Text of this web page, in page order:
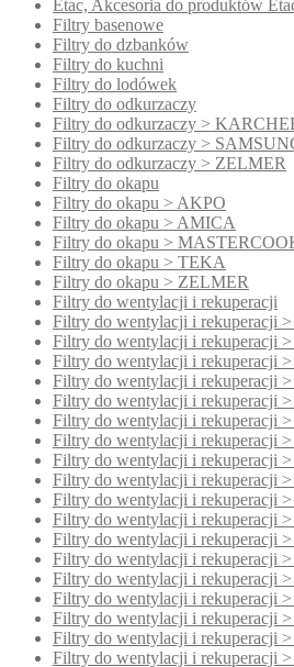
Etac, Akcesoria do produktów
Filtry basenowe
Filtry do dzbanków
Filtry do kuchni
Filtry do lodówek
Filtry do odkurzaczy
Filtry do odkurzaczy >
Filtry do odkurzaczy >
Filtry do odkurzaczy > ZELMER
Filtry do okapu
Filtry do okapu > AKPO
Filtry do okapu > AMICA
Filtry do okapu >
Filtry do okapu > TEKA
Filtry do okapu > ZELMER
Filtry do wentylacji i rekuperacji
Filtry do wentylacji i rekuperacji
Filtry do wentylacji i rekuperacji
Filtry do wentylacji i rekuperacji
Filtry do wentylacji i rekuperacji
Filtry do wentylacji i rekuperacji
Filtry do wentylacji i rekuperacji
Filtry do wentylacji i rekuperacji
Filtry do wentylacji i rekuperacji
Filtry do wentylacji i rekuperacji
Filtry do wentylacji i rekuperacji
Filtry do wentylacji i rekuperacji
Filtry do wentylacji i rekuperacji
Filtry do wentylacji i rekuperacji
Filtry do wentylacji i rekuperacji
Filtry do wentylacji i rekuperacji
Filtry do wentylacji i rekuperacji
Filtry do wentylacji i rekuperacji
Filtry do wentylacji i rekuperacji